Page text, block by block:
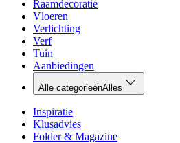
Raamdecoratie
Vloeren
Verlichting
Verf
Tuin
Aanbiedingen
Alle categorieënAlles
Inspiratie
Klusadvies
Folder & Magazine